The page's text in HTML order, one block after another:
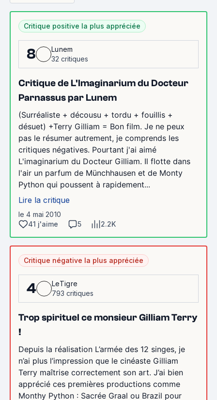
Critique positive la plus appréciée
8
Lunem
32 critiques
Critique de L'Imaginarium du Docteur
Parnassus par Lunem
(Surréaliste + décousu + tordu + fouillis +
désuet) +Terry Gilliam = Bon film. Je ne peux
pas le résumer autrement, je comprends les
critiques négatives. Pourtant j'ai aimé
L'imaginarium du Docteur Gilliam. Il flotte dans
l'air un parfum de Münchhausen et de Monty
Python qui poussent à rapidement...
Lire la critique
le 4 mai 2010
41 j'aime
5 2.2K
Critique négative la plus appréciée
4
LeTigre
793 critiques
Trop spirituel ce monsieur Gilliam Terry
!
Depuis la réalisation L’armée des 12 singes, je
n’ai plus l’impression que le cinéaste Gilliam
Terry maîtrise correctement son art. J’ai bien
apprécié ces premières productions comme
Monthy Python : Sacrée Graal ou Brazil pour